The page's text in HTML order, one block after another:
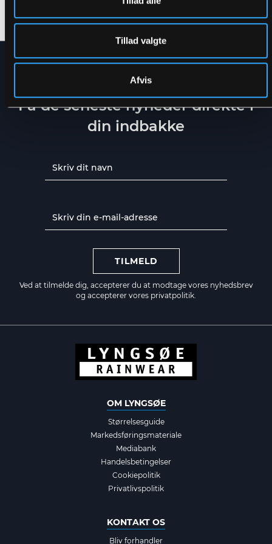
Tillad valgte
Afvis
XS - 5XL
NYHEDSBREV
Få de seneste nyheder direkte i
din indbakke
TILMELD
Ved at tilmelde dig, accepterer du at modtage vores nyhedsbrev
og accepterer vores privatpolitik.
OM LYNGSØE
Størrelsesguide
Markedsføringsmateriale
Mediabank
Handelsbetingelser
Cookiepolitik
Privatlivspolitik
KONTAKT OS
Bliv forhandler